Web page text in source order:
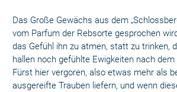
Das Große Gewächs aus dem
vom Parfum der Rebsorte gesprochen
das Gefühl ihn zu atmen, statt zu trinken,
hallen noch gefühlte Ewigkeiten nach
Fürst hier vergoren, also etwas mehr als
ausgereifte Trauben liefern, und wenn